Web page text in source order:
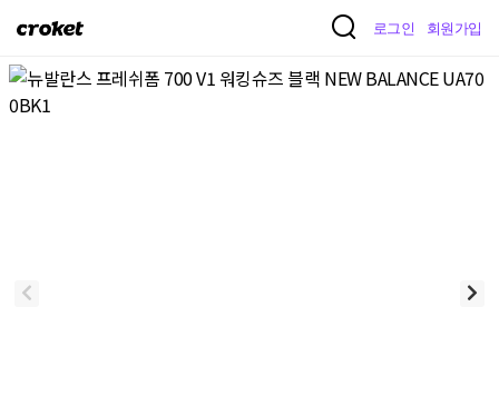
크
켓
로그인 회원가입